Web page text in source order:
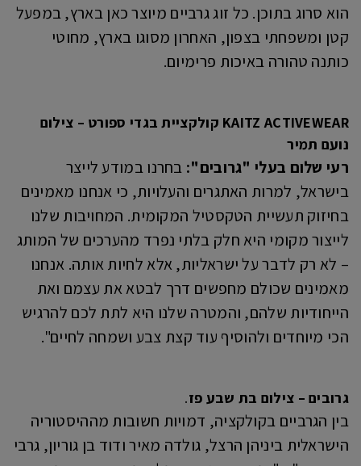
הוא סרוג בתוכן. כל זוג גרביים מיוצר כאן בארץ, במפעל
קטן ומשפחתי בצפון, האחרון מסוגו בארץ, מחוטי
כותנה טהורה באיכות פרימיום.
KAITZ ACTIVEWEAR קולקציית בגדי ספורט – צילום
נועם תמיר
רעי שלום בעלי "גרובים": בחרנו במודע לייצר
בישראל, למרות האתגרים והעלויות, כי אנחנו מאמינים
בחיזוק תעשיית הטקסטיל המקומית. המחויבות שלנו
לייצור מקומי היא חלק בלתי נפרד מהערכים של המותג
– לא רק לדבר על ישראליות, אלא לחיות אותה. אנחנו
מאמינים שכולם מחפשים דרך לבטא את עצמם ואת
הייחודיות שלהם, והמטרה שלנו היא לתת לכם להרגיש
הכי מיוחדים ולהוסיף עוד קצת צבע ושמחה לחיים".
גרובים – צילום בת שבע פז.
בין הגרביים בקולקציה, דמויות חשובות מההיסטוריה
הישראלית ביניהן הרצל, גולדה מאיר ודוד בן גוריון, גרבי